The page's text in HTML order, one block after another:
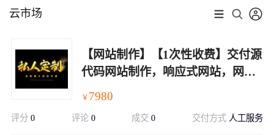
云市场
【网站制作】【1次性收费】交付源
代码网站制作，响应式网站，网站
￥ 7980
评分 0 评论 0 成交0 交付方式 人工服务